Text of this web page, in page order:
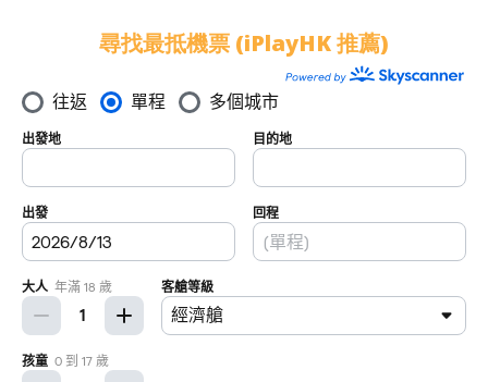
尋找最抵機票 (iPlayHK 推薦)